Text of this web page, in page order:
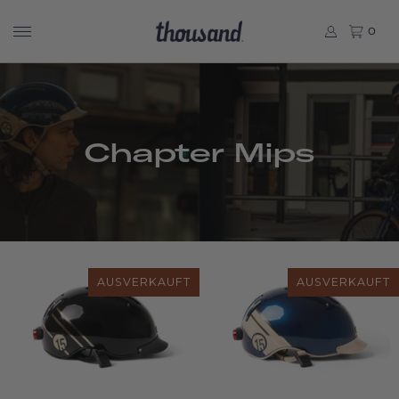
0
Chapter Mips
AUSVERKAUFT AUSVERKAUFT